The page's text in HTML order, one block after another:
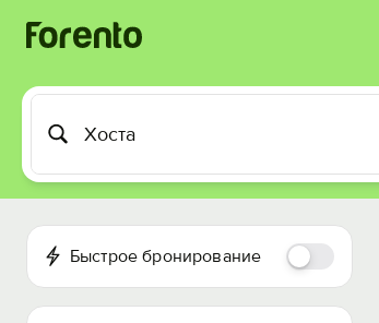
Быстрое бронирование